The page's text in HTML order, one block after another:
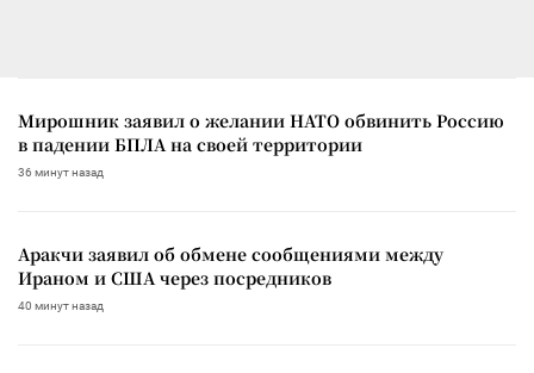
Мирошник заявил о желании НАТО обвинить Россию
в падении БПЛА на своей территории
36 минут назад
Аракчи заявил об обмене сообщениями между
Ираном и США через посредников
40 минут назад